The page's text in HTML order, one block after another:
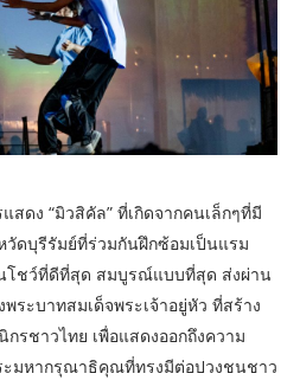
สดง “มิวสิคัล” ที่เกิดจากคนเล็กๆที่มี
ดบุรีรัมย์ที่ร่วมกันฝึกซ้อมเป็นแรม
นโชว์ที่ดีที่สุด สมบูรณ์แบบที่สุด ส่งผ่าน
ระบาทสมเด็จพระเจ้าอยู่หัว ที่สร้าง
รชาวไทย เพื่อแสดงออกถึงความ
มหากรุณาธิคุณที่ทรงมีต่อปวงชนชาว